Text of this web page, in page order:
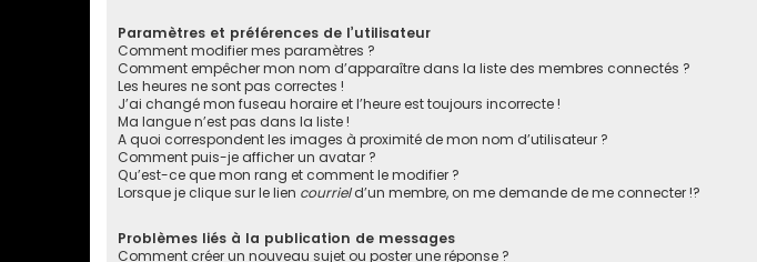
Paramètres et préférences de l’utilisateur
Comment modifier mes paramètres ?
Comment empêcher mon nom d’apparaître dans la liste des membres connectés ?
Les heures ne sont pas correctes !
J’ai changé mon fuseau horaire et l’heure est toujours incorrecte !
Ma langue n’est pas dans la liste !
A quoi correspondent les images à proximité de mon nom d’utilisateur ?
Comment puis-je afficher un avatar ?
Qu’est-ce que mon rang et comment le modifier ?
Lorsque je clique sur le lien courrield’un membre, on me demande de me connecter !?
Problèmes liés à la publication de messages
Comment créer un nouveau sujet ou poster une réponse ?